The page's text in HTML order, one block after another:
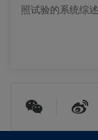
照试验的系统综